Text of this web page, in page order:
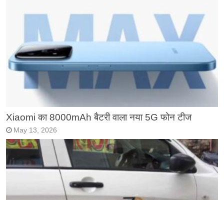
Xiaomi का 8000mAh बैटरी वाला नया 5G फोन टीज
May 13, 2026